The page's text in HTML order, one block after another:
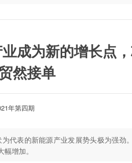
成为新的增长点
然接单
年第四期
代表的新能源产业发展势头极为强劲
增加。